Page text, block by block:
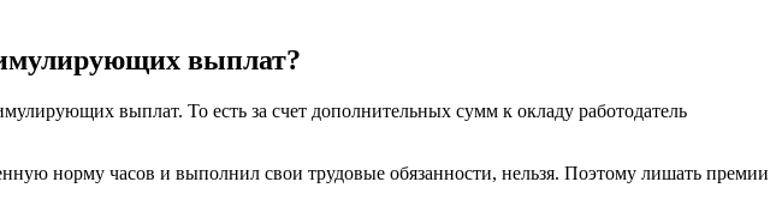
выплат?
выплат. То есть за счет дополнительных сумм к окладу работодатель
норму часов и выполнил свои трудовые обязанности, нельзя. Поэтому лишать премии